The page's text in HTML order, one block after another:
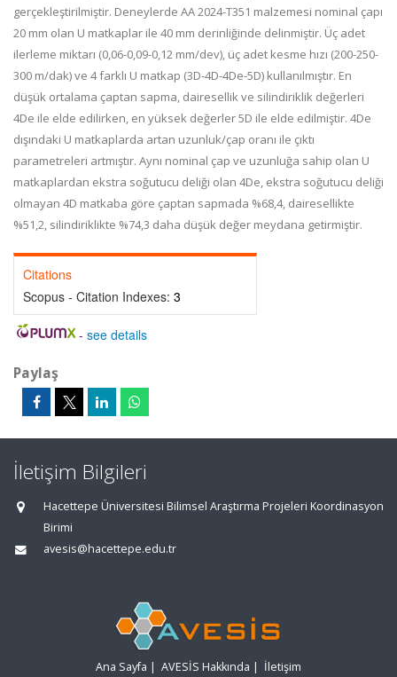
gerçekleştirilmiştir. Deneylerde AA 2024-T351 malzemesi nominal çapı
20 mm olan U matkaplar ile 40 mm derinliğinde delinmiştir. Üç adet
ilerleme miktarı (0,06-0,09-0,12 mm/dev), üç adet kesme hızı (200-250-
300 m/dak) ve 4 farklı U matkap (3D-4D-4De-5D) kullanılmıştır. En
düşük ortalama çaptan sapma, dairesellik ve silindiriklik değerleri
4De ile elde edilirken, en yüksek değerler 5D ile elde edilmiştir. 4De
dışındaki U matkaplarda artan uzunluk/çap oranı ile çıktı
parametreleri artmıştır. Aynı nominal çap ve uzunluğa sahip olan U
matkaplardan ekstra soğutucu deliği olan 4De, ekstra soğutucu deliği
olmayan 4D matkaba göre çaptan sapmada %68,4, dairesellikte
%51,2, silindiriklikte %74,3 daha düşük değer meydana getirmiştir.
Citations
Scopus - Citation Indexes: 3
- see details
Paylaş
İletişim Bilgileri
Hacettepe Üniversitesi Bilimsel Araştırma Projeleri Koordinasyon
Birimi
avesis@hacettepe.edu.tr
Ana Sayfa | AVESİS Hakkında | İletişim